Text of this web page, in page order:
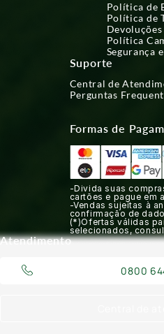
Política de
Política de
Devoluções
Política
Segurança
Suporte
Central de
Perguntas
Formas de
-Divida suas
cartões e pague em
-Vendas sujeitas à
confirmação de
(*)Ofertas válidas
selecionados,
Atendimento
0800